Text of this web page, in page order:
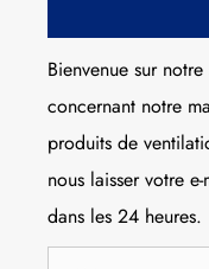
Bienvenue sur
concernant notre
produits de
nous laisser votre
dans les 24 heures.